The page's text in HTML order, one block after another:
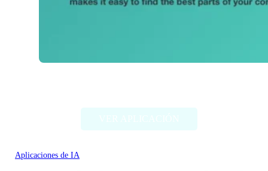
Aplicaciones de IA